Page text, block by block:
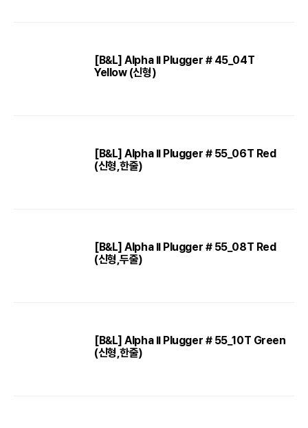
[B&L] Alpha II Plugger # 45_04T
Yellow (신형)
[B&L] Alpha II Plugger # 55_06T Red
(신형,한줄)
[B&L] Alpha II Plugger # 55_08T Red
(신형,두줄)
[B&L] Alpha II Plugger # 55_10T Green
(신형,한줄)